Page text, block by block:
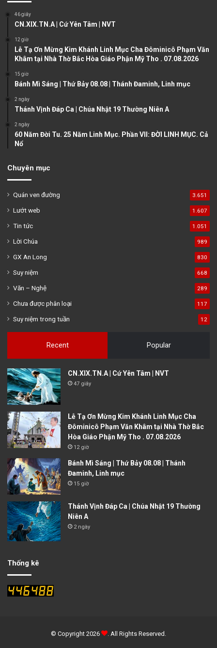
u
p
a
46 giây
CN.XIX.TN.A | Cứ Yên Tâm | NVT
12 giờ
Lễ Tạ Ơn Mừng Kim Khánh Linh Mục Cha Đôminicô Phạm Văn
Khâm tại Nhà Thờ Bắc Hòa Giáo Phận Mỹ Tho . 07.08.2026
15 giờ
Bánh Mì Sáng | Thứ Bảy 08.08 | Thánh Đaminh, Linh mục
2 ngày
Thánh Vịnh Đáp Ca | Chúa Nhật 19 Thường Niên A
2 ngày
60 Năm Đời Tu. 25 Năm Linh Mục. Phần VII: ĐỜI LINH MỤC. Cả
Nổ
Chuyên mục
Quán ven đường 3.651
Lướt web 1.607
Tin tức 1.051
Lời Chúa 989
GX An Long 830
Suy niệm 668
Văn – Nghệ 289
Chưa được phân loại 117
Suy niệm trong tuần 12
Recent Popular
CN.XIX.TN.A | Cứ Yên Tâm | NVT
47 giây
Lễ Tạ Ơn Mừng Kim Khánh Linh Mục Cha
Đôminicô Phạm Văn Khâm tại Nhà Thờ Bắc
Hòa Giáo Phận Mỹ Tho . 07.08.2026
12 giờ
Bánh Mì Sáng | Thứ Bảy 08.08 | Thánh
Đaminh, Linh mục
15 giờ
Thánh Vịnh Đáp Ca | Chúa Nhật 19 Thường
Niên A
2 ngày
Thống kê
© Copyright 2026 . All Rights Reserved.